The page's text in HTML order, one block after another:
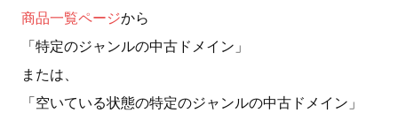
商品一覧ページから
「特定のジャンルの中古ドメイン」
または、
「空いている状態の特定のジャンルの中古ドメイン」